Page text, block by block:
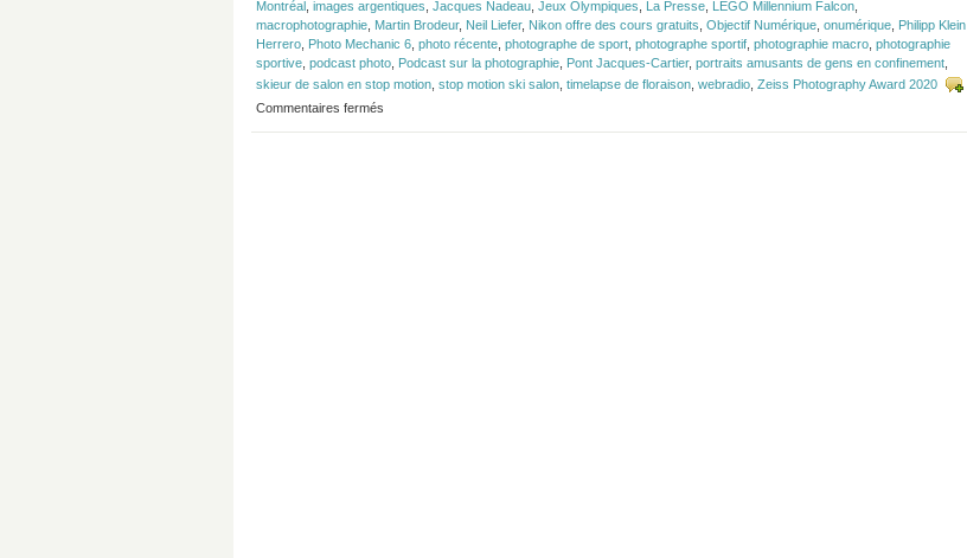
Montréal images argentiques Jacques Nadeau Jeux Olympiques La Presse LEGO Millennium Falcon
macrophotographie Martin Brodeur, Neil Liefer, Nikon offre des cours gratuits Objectif Numérique onumérique Philipp Klein
Herrero Photo Mechanic 6 photo récente photographe de sport photographe sportif photographie macro photographie
sportive podcast photo Podcast sur la photographie Pont Jacques-Cartier, portraits amusants de gens en confinement
skieur de salon en stop motion stop motion ski salon timelapse de floraison webradio Zeiss Photography Award 2020
Commentaires fermés